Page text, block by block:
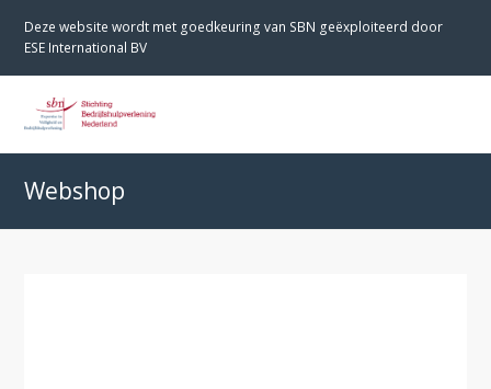
Deze website wordt met goedkeuring van SBN geëxploiteerd door
ESE International BV
Webshop